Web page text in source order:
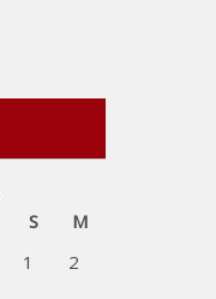
S
M
1
2